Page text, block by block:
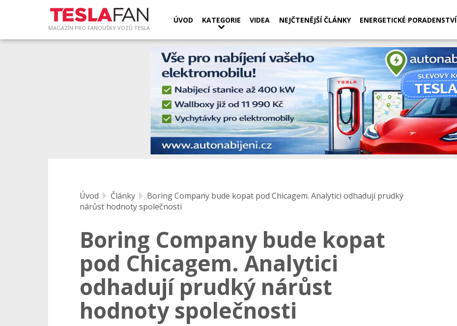
MAGAZÍN PRO FANOUŠKY VOZŮ TESLA
ÚVOD KATEGORIE VIDEA NEJČTENĚJŠÍ ČLÁNKY ENERGETICKÉ PORADENSTVÍ
Úvod Články
Boring Company bude kopat pod Chicagem. Analytici odhadují prudký
nárůst hodnoty společnosti
Boring Company bude kopat
pod Chicagem. Analytici
odhadují prudký nárůst
hodnoty společnosti